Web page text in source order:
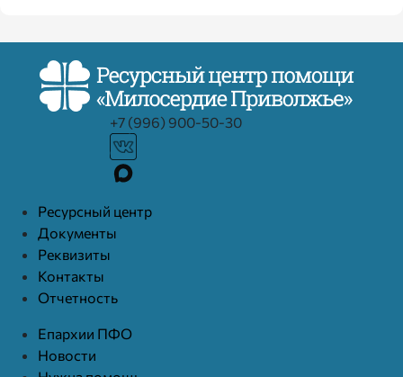
+7 (996) 900-50-30
Ресурcный центр
Документы
Реквизиты
Контакты
Отчетность
Епархии ПФО
Новости